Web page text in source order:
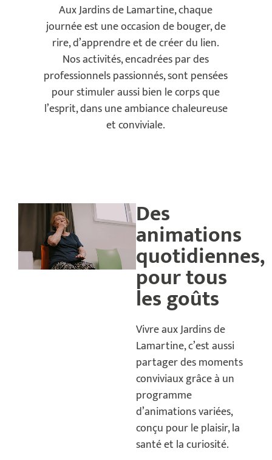
Aux Jardins de Lamartine, chaque
journée est une occasion de bouger, de
rire, d’apprendre et de créer du lien.
Nos activités, encadrées par des
professionnels passionnés, sont pensées
pour stimuler aussi bien le corps que
l’esprit,dans une ambiance chaleureuse
et conviviale.
Des
animations
quotidiennes,
pour tous
les goûts
Vivre aux Jardins de
Lamartine, c’est aussi
partager des moments
conviviaux grâce à un
programme
d’animations variées,
conçu pour le plaisir, la
santé et la curiosité.